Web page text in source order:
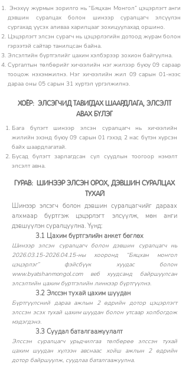
Энэхүү журмын зорилго нь “Бяцхан Монгол” цэцэрлэгт анги
дэвшин суралцах болон шинээр суралцагч элсүүлэн
сургахад үүсэх аливаа харилцааг зохицуулахад оршино.
Цэцэрлэгт элсэн сурагч нь цэцэрлэгийн дотоод журам болон
гэрээтэй сайтар танилцсан байна.
Элсэлтийн бүртгэлийг цахим хэлбэрээр зохион байгуулна.
Сургалтын төлбөрийг хичээлийн нэг жилээр буюу 09 сараар
тооцож нэхэмжилнэ. Нэг хичээлийн жил 09 сарын 01-нээс
дараа оны 05 сарын 31 хүртэл үргэлжилнэ.
ХОЁР: ЭЛСЭГЧИД ТАВИГДАХ ШААРДЛАГА, ЭЛСЭЛТ
АВАХ БҮЛЭГ
Бага бүлэгт шинээр элсэн суралцагч нь хичээлийн
жилийн эхэнд буюу 09 сарын 01 гэхэд 2 нас бүтэн хүрсэн
байх шаардлагатай.
Бусад бүлэгт зарлагдсан сул суудлын тоогоор нэмэлт
элсэлт авна.
ГУРАВ:
ШИНЭЭР ЭЛСЭН ОРОХ, ДЭВШИН СУРАЛЦАХ
ТУХАЙ
Шинээр элсэгч болон дэвшин суралцагчийг дараах
алхмаар бүртгэж цэцэрлэгт элсүүлж, мөн анги
дэвшүүлэн суралцуулна. Үүнд:
3.1 Цахим бүртгэлийн анкет бөглөх
Шинээр элсэн суралцагч болон дэвшин суралцагч нь
2026.03.15-2026.04.15-ны хооронд “Бяцхан монгол
цэцэрлэг” фэйсбүүк хуудас болон
www.byatshanmongol.comвеб хуудсанд байршуулсан
элсэлтийн цахим бүртгэлийн линкээр бүртгүүлнэ.
3.2 Элссэн тухай цахим шуудан
Бүртгүүлсний дараа ажлын 2 өдрийн дотор цэцэрлэгт
элссэн эсэх тухай цахим шуудан болон утсаар холбогдож
мэдэгдэнэ.
3.3 Суудал баталгаажуулалт
Элссэн суралцагч урьдчилгаа төлбөрөө элссэн тухай
цахим шуудан хүлээн авснаас хойш ажлын 2 өдрийн
дотор байршуулж, суудлаа баталгаажуулна.